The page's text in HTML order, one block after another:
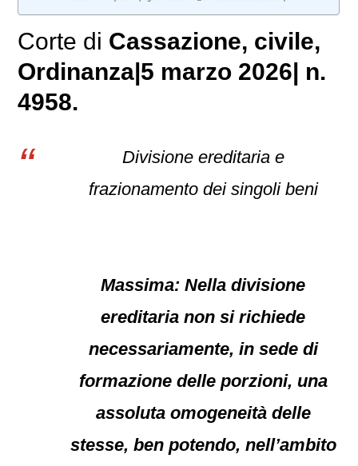
Corte di Cassazione, civile,
Ordinanza|5 marzo 2026| n.
4958.
Divisione ereditaria e
frazionamento dei singoli beni
Massima: Nella divisione
ereditaria non si richiede
necessariamente, in sede di
formazione delle porzioni, una
assoluta omogeneità delle
stesse, ben potendo, nell’ambito